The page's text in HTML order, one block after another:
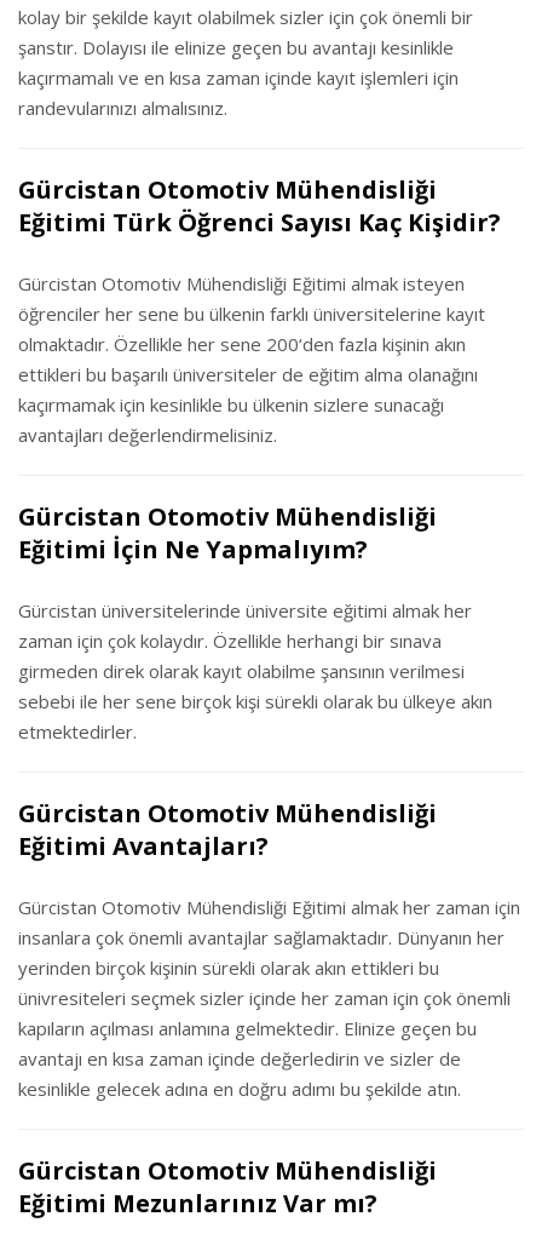
kolay bir şekilde kayıt olabilmek sizler için çok önemli bir
şanstır. Dolayısı ile elinize geçen bu avantajı kesinlikle
kaçırmamalı ve en kısa zaman içinde kayıt işlemleri için
randevularınızı almalısınız.
Gürcistan Otomotiv Mühendisliği
Eğitimi Türk Öğrenci Sayısı Kaç Kişidir?
Gürcistan Otomotiv Mühendisliği Eğitimi almak isteyen
öğrenciler her sene bu ülkenin farklı üniversitelerine kayıt
olmaktadır. Özellikle her sene 200‘den fazla kişinin akın
ettikleri bu başarılı üniversiteler de eğitim alma olanağını
kaçırmamak için kesinlikle bu ülkenin sizlere sunacağı
avantajları değerlendirmelisiniz.
Gürcistan Otomotiv Mühendisliği
Eğitimi İçin Ne Yapmalıyım?
Gürcistan üniversitelerinde üniversite eğitimi almak her
zaman için çok kolaydır. Özellikle herhangi bir sınava
girmeden direk olarak kayıt olabilme şansının verilmesi
sebebi ile her sene birçok kişi sürekli olarak bu ülkeye akın
etmektedirler.
Gürcistan Otomotiv Mühendisliği
Eğitimi Avantajları?
Gürcistan Otomotiv Mühendisliği Eğitimi almak her zaman için
insanlara çok önemli avantajlar sağlamaktadır. Dünyanın her
yerinden birçok kişinin sürekli olarak akın ettikleri bu
ünivresiteleri seçmek sizler içinde her zaman için çok önemli
kapıların açılması anlamına gelmektedir. Elinize geçen bu
avantajı en kısa zaman içinde değerledirin ve sizler de
kesinlikle gelecek adına en doğru adımı bu şekilde atın.
Gürcistan Otomotiv Mühendisliği
Eğitimi Mezunlarınız Var mı?